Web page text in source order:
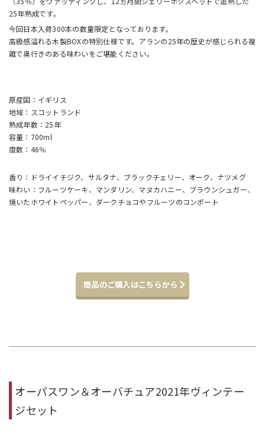
25年熟成です。
今回日本入荷300本の数量限定となっております。
高級感溢れる木製BOXの特別仕様です。アランの25年の歴史が感じられる複
雑で奥行きのある味わいをご堪能ください。
原産国：イギリス
地域：スコットランド
熟成年数：25年
容量：700ml
度数：46％
香り：ドライイチジク、サルタナ、ブラックチェリー、オーク、ナツメグ
味わい：フルーツケーキ、マンダリン、マヌカハニー、ブラウンシュガー、
焼いたホワイトペッパー、ダークチョコやフルーツのコンポート
商品のご購入はこちらから
オーパスワン＆オーバチュア2021年ヴィンテー
ジセット